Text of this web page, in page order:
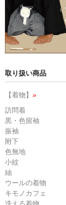
取り扱い商品
【着物】 »
訪問着
黒・色留袖
振袖
附下
色無地
小紋
紬
ウールの着物
キモノカフェ